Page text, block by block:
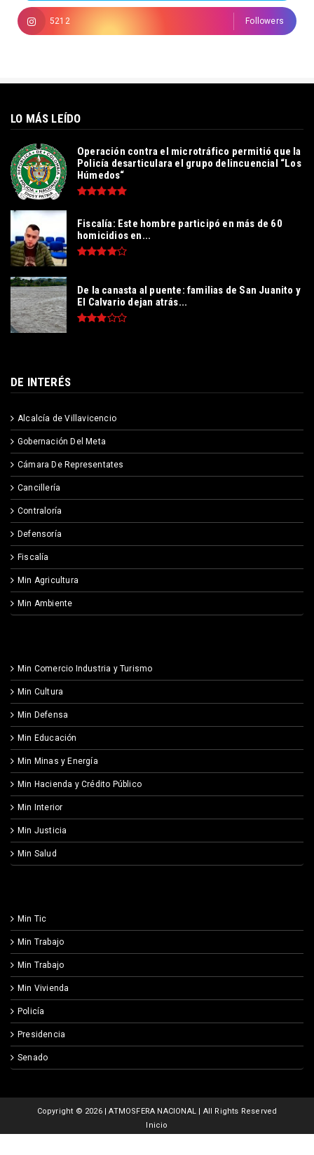
5212 Followers
LO MÁS LEÍDO
Operación contra el microtráfico permitió que la
Policía desarticulara el grupo delincuencial “Los
Húmedos“
Fiscalía: Este hombre participó en más de 60
homicidios en...
De la canasta al puente: familias de San Juanito y
El Calvario dejan atrás...
DE INTERÉS
Alcalcía de Villavicencio
Gobernación Del Meta
Cámara De Representates
Cancillería
Contraloría
Defensoría
Fiscalía
Min Agricultura
Min Ambiente
Min Comercio Industria y Turismo
Min Cultura
Min Defensa
Min Educación
Min Minas y Energía
Min Hacienda y Crédito Público
Min Interior
Min Justicia
Min Salud
Min Tic
Min Trabajo
Min Trabajo
Min Vivienda
Policía
Presidencia
Senado
Copyright © 2026 | ATMOSFERA NACIONAL | All Rights Reserved
Inicio